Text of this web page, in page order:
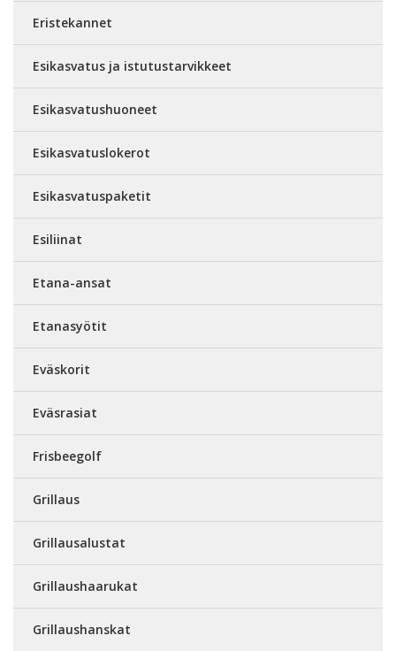
Eristekannet
Esikasvatus ja istutustarvikkeet
Esikasvatushuoneet
Esikasvatuslokerot
Esikasvatuspaketit
Esiliinat
Etana-ansat
Etanasyötit
Eväskorit
Eväsrasiat
Frisbeegolf
Grillaus
Grillausalustat
Grillaushaarukat
Grillaushanskat